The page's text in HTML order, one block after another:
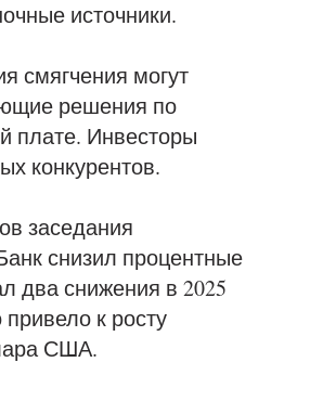
источники.
смягчения могут
решения по
плате. Инвесторы
конкурентов.
заседания
снизил процентные
два снижения в 2025
к росту
США.